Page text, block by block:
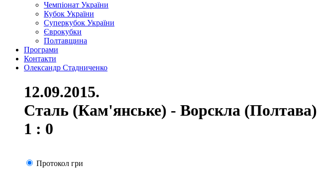
Чемпіонат України
Кубок України
Суперкубок України
Єврокубки
Полтавщина
Програми
Контакти
Олександр Стадниченко
12.09.2015.
Сталь (Кам'янське) - Ворскла (Полтава)
1 : 0
Протокол гри